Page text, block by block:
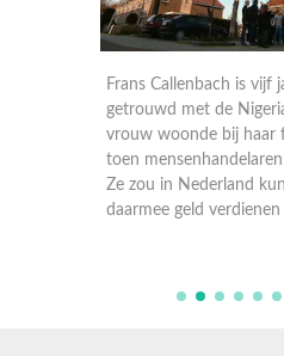
Frans Callenbach is vijf
getrouwd met de
vrouw woonde bij haar
toen
Ze zou in Nederland
daarmee geld